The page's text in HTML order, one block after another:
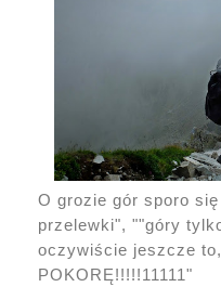
O grozie gór sporo
przelewki", ""góry
oczywiście jeszcze
POKORĘ!!!!!11111"